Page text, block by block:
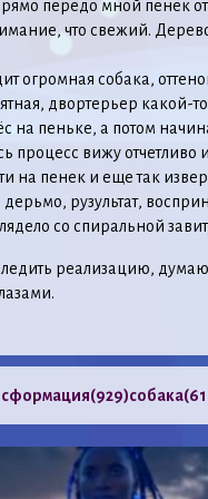
передо мной пенек
что свежий.
огромная собака,
двортерьер какой-
на пеньке, а потом
процесс вижу отчетливо
на пенек и еще так
рузультат,
со спиральной
реализацию,
(929)собака